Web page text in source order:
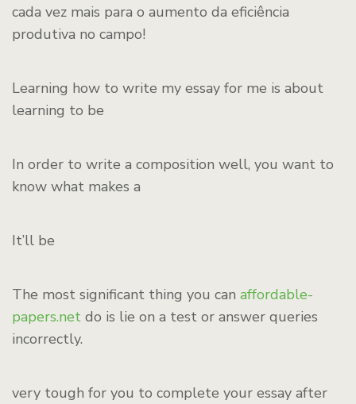
cada vez mais para o aumento da eficiência
produtiva no campo!
Learning how to write my essay for me is about
learning to be
In order to write a composition well, you want to
know what makes a
It’ll be
The most significant thing you can affordable-
papers.net do is lie on a test or answer queries
incorrectly.
very tough for you to complete your essay after